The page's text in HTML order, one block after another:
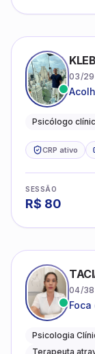
03/
Psicólogo
CRP ativo
SESSÃO
R$ 80
04/
Psicologia
Terapeuta